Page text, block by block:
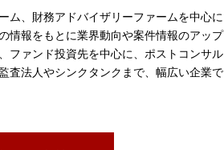
ム、財務アドバイザリーファームを中心に
情報をもとに業界動向や案件情報のアップ
ファンド投資先を中心に、ポストコンサル
査法人やシンクタンクまで、幅広い企業で